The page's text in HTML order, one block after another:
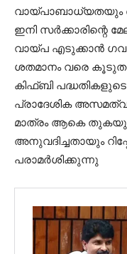
വായ്പാബാധ്യതയും
ഇനി സർക്കാരിന്റെ
വായ്പ എടുക്കാൻ
ശതമാനം വരെ
കിഫ്ബി
പ്രാദേശിക
മാത്രം ആകെ
അനുവദിച്ചതായും
പരാമർശിക്കുന്നു